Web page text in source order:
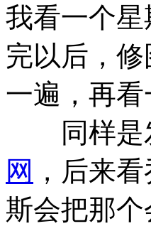
我看一个
完以后，
一遍，再
同样是发
网 ，后来
斯会把那